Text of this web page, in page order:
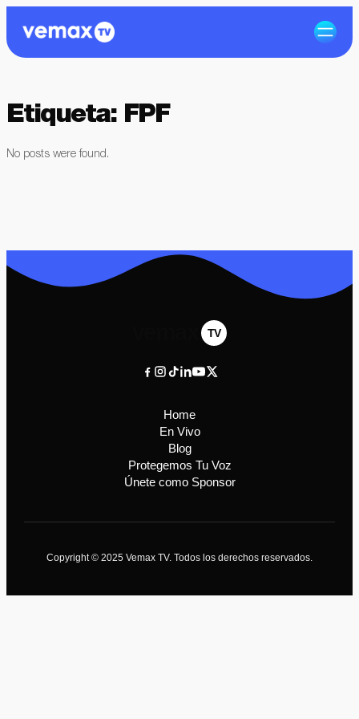
Etiqueta: FPF
No posts were found.
TV
Home
En Vivo
Blog
Protegemos Tu Voz
Únete como Sponsor
Copyright © 2025 Vemax TV. Todos los derechos reservados.